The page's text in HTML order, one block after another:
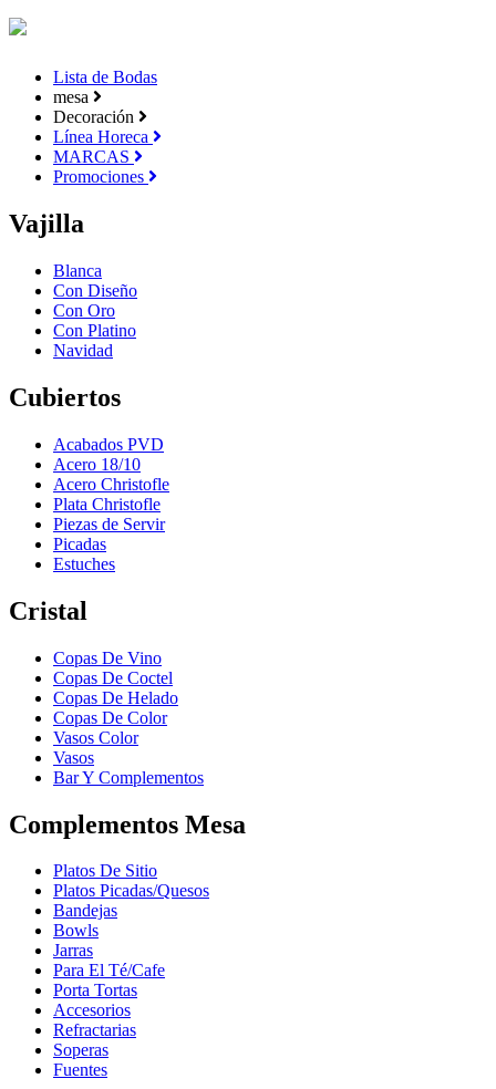
Lista de Bodas
mesa
Decoración
Línea Horeca
MARCAS
Promociones
Vajilla
Blanca
Con Diseño
Con Oro
Con Platino
Navidad
Cubiertos
Acabados PVD
Acero 18/10
Acero Christofle
Plata Christofle
Piezas de Servir
Picadas
Estuches
Cristal
Copas De Vino
Copas De Coctel
Copas De Helado
Copas De Color
Vasos Color
Vasos
Bar Y Complementos
Complementos Mesa
Platos De Sitio
Platos Picadas/Quesos
Bandejas
Bowls
Jarras
Para El Té/Cafe
Porta Tortas
Accesorios
Refractarias
Soperas
Fuentes